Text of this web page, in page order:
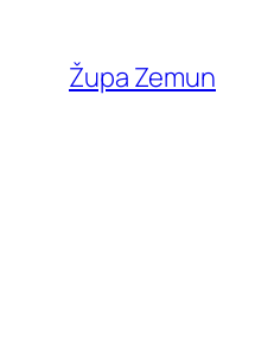
content
Župa Zemun